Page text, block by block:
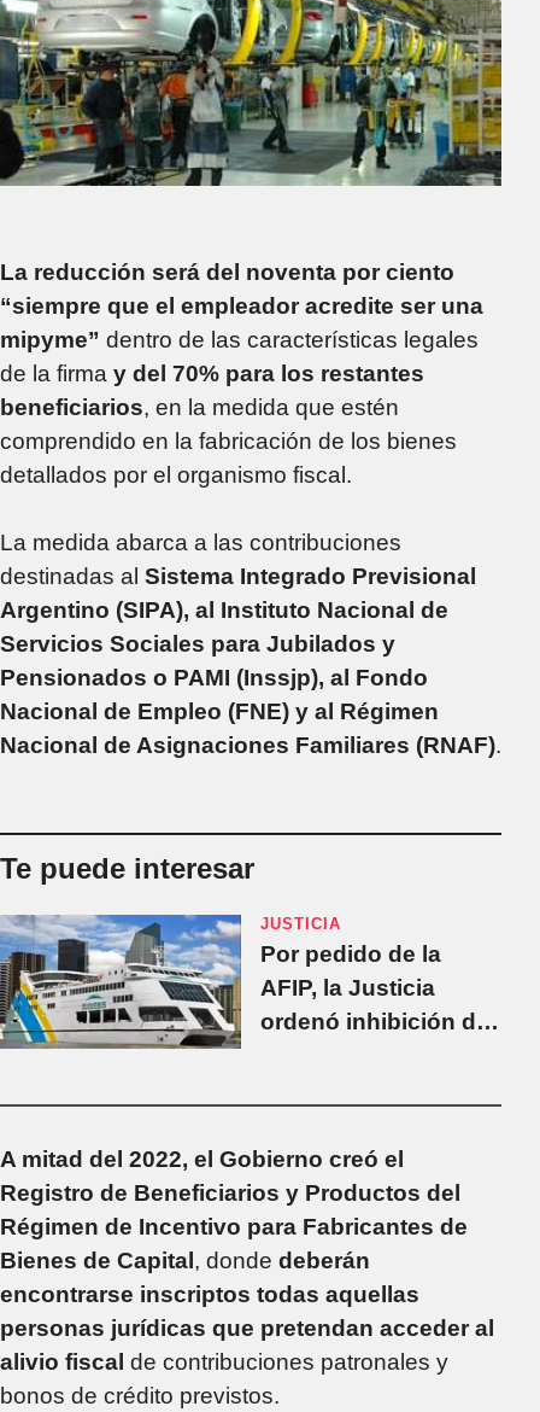
La reducción será del noventa por ciento
“siempre que el empleador acredite ser una
mipyme” dentro de las características legales
de la firma y del 70% para los restantes
beneficiarios, en la medida que estén
comprendido en la fabricación de los bienes
detallados por el organismo fiscal.
La medida abarca a las contribuciones
destinadas al Sistema Integrado Previsional
Argentino (SIPA), al Instituto Nacional de
Servicios Sociales para Jubilados y
Pensionados o PAMI (Inssjp), al Fondo
Nacional de Empleo (FNE) y al Régimen
Nacional de Asignaciones Familiares (RNAF).
Te puede interesar
JUSTICIA
Por pedido de la
AFIP, la Justicia
ordenó inhibición de
A mitad del 2022, el Gobierno creó el
Registro de Beneficiarios y Productos del
Régimen de Incentivo para Fabricantes de
Bienes de Capital, donde deberán
encontrarse inscriptos todas aquellas
personas jurídicas que pretendan acceder al
alivio fiscal de contribuciones patronales y
bonos de crédito previstos.